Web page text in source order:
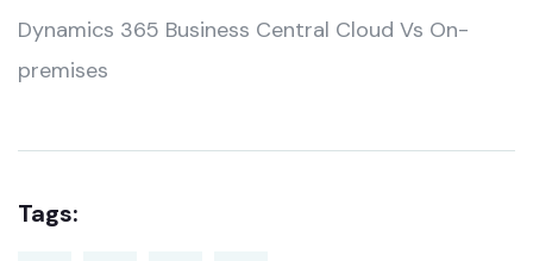
Dynamics 365 Business Central Cloud Vs On-
premises
Tags: